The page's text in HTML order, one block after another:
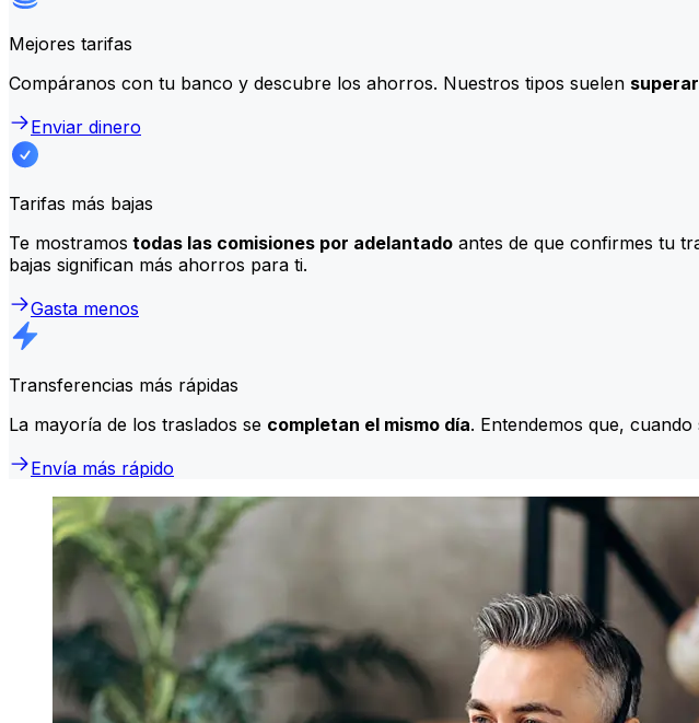
Mejores tarifas
Compáranos con tu banco y descubre los ahorros. Nuestros tipos suelen
Enviar dinero
Tarifas más bajas
Te mostramos todas las comisiones por adelantado antes de que confirmes tu
bajas significan más ahorros para ti.
Gasta menos
Transferencias más rápidas
La mayoría de los traslados se completan el mismo día. Entendemos que,
Envía más rápido